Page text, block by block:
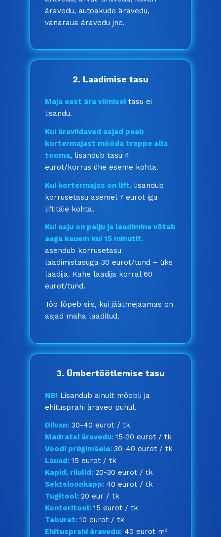
äravedu, autoakude äravedu,
vanaraua äravedu jne.
2. Laadimise tasu
Maja eest ära viimisel tasu ei
lisandu.
Kui äraviidavad asjad peab
kortermajast mööda treppe alla
tooma, lisandub tasu 4
eurot/korrus ühe eseme kohta.
Kui kortermajas on lift, lisandub
korrusetasu asemel 7 eurot iga
liftitäie kohta.
Kui asju on palju ja laadimine võtab
aega kauem kui 15 minutit,
asendub korrusetasu
laadimistasuga 30 eurot/tund – üks
laadija. Kahe laadija korral 60
eurot/tund.
Töö lõpeb siis, kui jäätmejaamas on
asjad maha laaditud.
3. Ümbertöötlemise tasu
NB! Lisandub ainult mööbli ja
ehitusprahi äraveo puhul.
Diivan: 30-40 eurot / tk
Madratsi äravedu: 15-20 eurot / tk
Voodi prügimäele: 30-40 eurot / tk
Lauad: 15 eurot / tk
Kapid, riiulid: 20-30 eurot / tk
Sektsioonkapp: 40 eurot / tk
Tugitool: 20 eur / tk
Kontoritool: 15 eurot / tk
Taburet: 10 eurot / tk
Ehitusprahi äravedu: 40 eurot m³